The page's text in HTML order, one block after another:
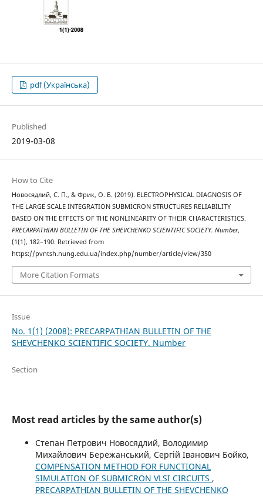
pdf (Українська)
Published
2019-03-08
How to Cite
Новосядлий, С. П., & Фрик, О. Б. (2019). ELECTROPHYSICAL DIAGNOSIS OF
THE LARGE SCALE INTEGRATION SUBMICRON STRUCTURES RELIABILITY
BASED ON THE EFFECTS OF THE NONLINEARITY OF THEIR CHARACTERISTICS.
PRECARPATHIAN BULLETIN OF THE SHEVCHENKO SCIENTIFIC SOCIETY. Number,
(1(1), 182–190. Retrieved from
https://pvntsh.nung.edu.ua/index.php/number/article/view/350
More Citation Formats
Issue
No. 1(1) (2008): PRECARPATHIAN BULLETIN OF THE
SHEVCHENKO SCIENTIFIC SOCIETY. Number
Section
Most read articles by the same author(s)
Степан Петрович Новосядлий, Володимир
Михайлович Бережанський, Сергій Іванович Бойко,
COMPENSATION METHOD FOR FUNCTIONAL
SIMULATION OF SUBMICRON VLSI CIRCUITS ,
PRECARPATHIAN BULLETIN OF THE SHEVCHENKO